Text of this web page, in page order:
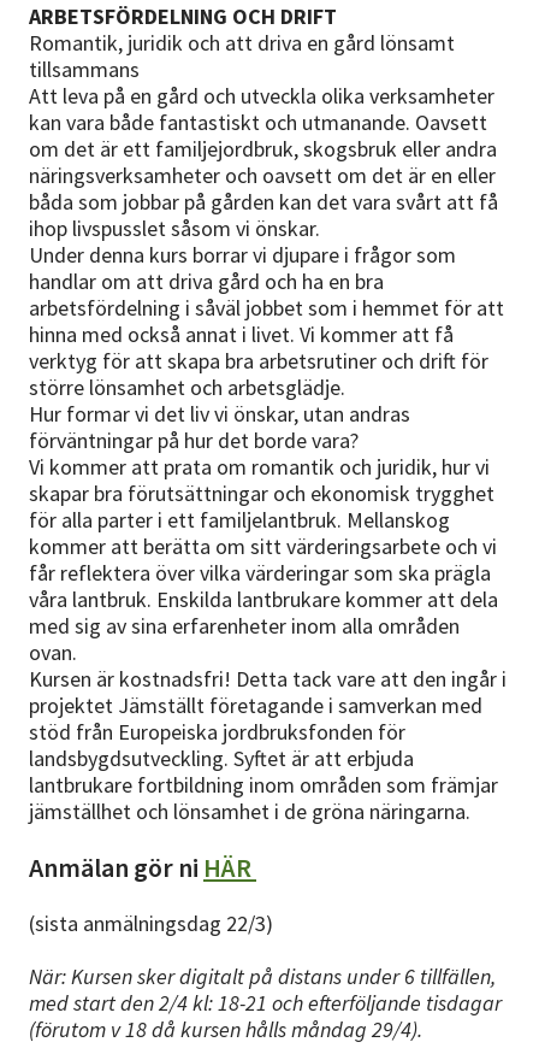
ARBETSFÖRDELNING OCH DRIFT
Romantik, juridik och att driva en gård lönsamt
tillsammans
Att leva på en gård och utveckla olika verksamheter
kan vara både fantastiskt och utmanande. Oavsett
om det är ett familjejordbruk, skogsbruk eller andra
näringsverksamheter och oavsett om det är en eller
båda som jobbar på gården kan det vara svårt att få
ihop livspusslet såsom vi önskar.
Under denna kurs borrar vi djupare i frågor som
handlar om att driva gård och ha en bra
arbetsfördelning i såväl jobbet som i hemmet för att
hinna med också annat i livet. Vi kommer att få
verktyg för att skapa bra arbetsrutiner och drift för
större lönsamhet och arbetsglädje.
Hur formar vi det liv vi önskar, utan andras
förväntningar på hur det borde vara?
Vi kommer att prata om romantik och juridik, hur vi
skapar bra förutsättningar och ekonomisk trygghet
för alla parter i ett familjelantbruk. Mellanskog
kommer att berätta om sitt värderingsarbete och vi
får reflektera över vilka värderingar som ska prägla
våra lantbruk. Enskilda lantbrukare kommer att dela
med sig av sina erfarenheter inom alla områden
ovan.
Kursen är kostnadsfri! Detta tack vare att den ingår i
projektet Jämställt företagande i samverkan med
stöd från Europeiska jordbruksfonden för
landsbygdsutveckling. Syftet är att erbjuda
lantbrukare fortbildning inom områden som främjar
jämställhet och lönsamhet i de gröna näringarna.
Anmälan gör ni HÄR
(sista anmälningsdag 22/3)
När: Kursen sker digitalt på distans under 6 tillfällen,
med start den 2/4 kl: 18-21 och efterföljande tisdagar
(förutom v 18 då kursen hålls måndag 29/4).